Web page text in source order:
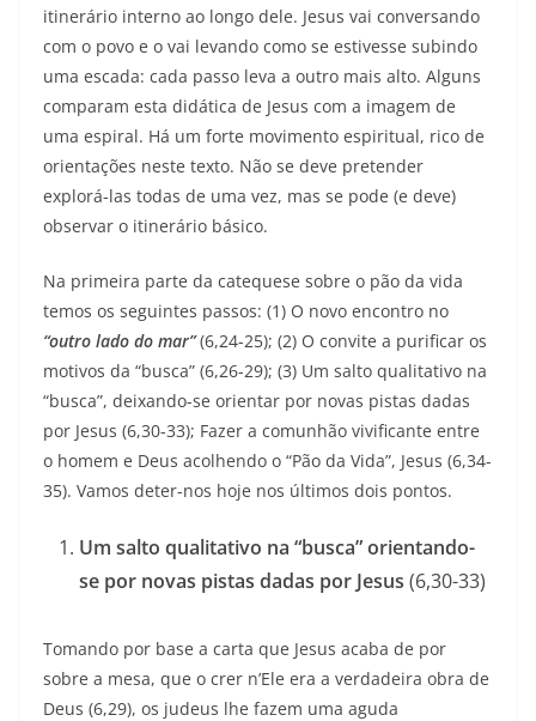
itinerário interno ao longo dele. Jesus vai conversando
com o povo e o vai levando como se estivesse subindo
uma escada: cada passo leva a outro mais alto. Alguns
comparam esta didática de Jesus com a imagem de
uma espiral. Há um forte movimento espiritual, rico de
orientações neste texto. Não se deve pretender
explorá-las todas de uma vez, mas se pode (e deve)
observar o itinerário básico.
Na primeira parte da catequese sobre o pão da vida
temos os seguintes passos: (1) O novo encontro no
“outro lado do mar”(6,24-25); (2) O convite a purificar os
motivos da “busca” (6,26-29); (3) Um salto qualitativo na
“busca”, deixando-se orientar por novas pistas dadas
por Jesus (6,30-33); Fazer a comunhão vivificante entre
o homem e Deus acolhendo o “Pão da Vida”, Jesus (6,34-
35). Vamos deter-nos hoje nos últimos dois pontos.
Um salto qualitativo na “busca” orientando-
se por novas pistas dadas por Jesus (6,30-33)
Tomando por base a carta que Jesus acaba de por
sobre a mesa, que o crer n’Ele era a verdadeira obra de
Deus (6,29), os judeus lhe fazem uma aguda